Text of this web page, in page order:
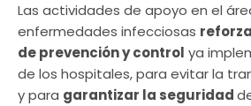
Las actividades de apoyo en el
enfermedades infecciosas
de prevención y control ya
de los hospitales, para evitar la
y para garantizar la seguridad